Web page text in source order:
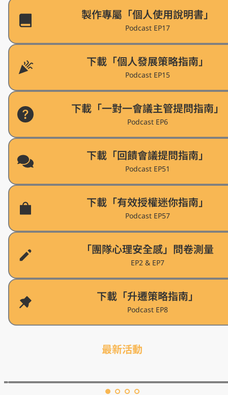
製作專屬「個人使用說明書」
Podcast EP17
下載「個人發展策略指南」
Podcast EP15
下載「一對一會議主管提問指南」
Podcast EP6
下載「回饋會議提問指南」
Podcast EP51
下載「有效授權迷你指南」
Podcast EP57
「團隊心理安全感」問卷測量
EP2 & EP7
下載「升遷策略指南」
Podcast EP8
最新活動